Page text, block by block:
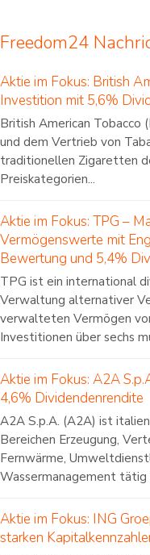
Freedom24
Aktie im Fokus: British
Investition mit 5,6%
British American
und dem Vertrieb von
traditionellen Zigaretten
Preiskategorien...
Aktie im Fokus: TPG –
Vermögenswerte mit
Bewertung und 5,4%
TPG ist ein international
Verwaltung alternativer
verwalteten Vermögen
Investitionen über sechs
Aktie im Fokus: A2A
4,6% Dividendenrendite
A2A S.p.A. (A2A) ist
Bereichen Erzeugung,
Fernwärme,
Wassermanagement tätig
Aktie im Fokus: ING
starken